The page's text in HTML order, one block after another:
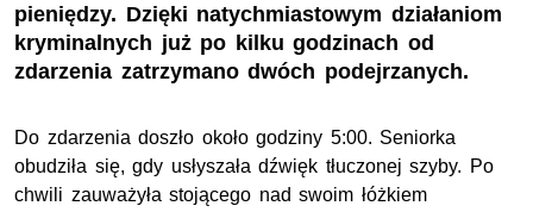
pieniędzy. Dzięki natychmiastowym działaniom
kryminalnych już po kilku godzinach od
zdarzenia zatrzymano dwóch podejrzanych.
Do zdarzenia doszło około godziny 5:00. Seniorka
obudziła się, gdy usłyszała dźwięk tłuczonej szyby. Po
chwili zauważyła stojącego nad swoim łóżkiem